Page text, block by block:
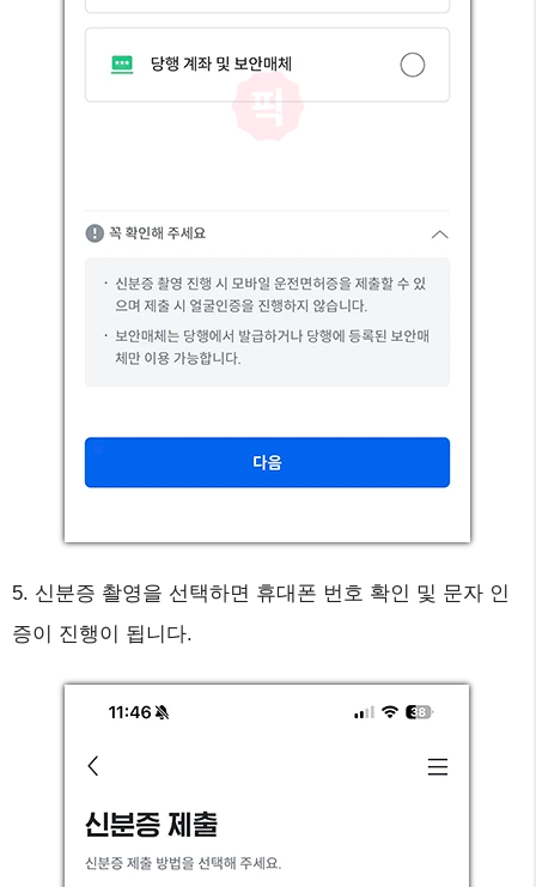
5. 신분증 촬영을 선택하면 휴대폰 번호 확인 및 문자 인
증이 진행이 됩니다.